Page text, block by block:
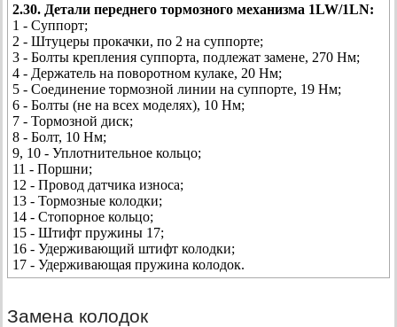
2.30. Детали переднего тормозного механизма 1LW/1LN:
1 - Суппорт;
2 - Штуцеры прокачки, по 2 на суппорте;
3 - Болты крепления суппорта, подлежат замене, 270 Нм;
4 - Держатель на поворотном кулаке, 20 Нм;
5 - Соединение тормозной линии на суппорте, 19 Нм;
6 - Болты (не на всех моделях), 10 Нм;
7 - Тормозной диск;
8 - Болт, 10 Нм;
9, 10 - Уплотнительное кольцо;
11 - Поршни;
12 - Провод датчика износа;
13 - Тормозные колодки;
14 - Стопорное кольцо;
15 - Штифт пружины 17;
16 - Удерживающий штифт колодки;
17 - Удерживающая пружина колодок.
Замена колодок